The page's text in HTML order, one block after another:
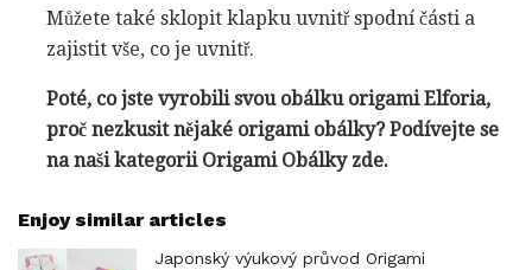
Můžete také sklopit klapku uvnitř spodní části a
zajistit vše, co je uvnitř.
Poté, co jste vyrobili svou obálku origami Elforia,
proč nezkusit nějaké origami obálky? Podívejte se
na naši kategorii Origami Obálky zde.
Enjoy similar articles
Japonský výukový průvod Origami